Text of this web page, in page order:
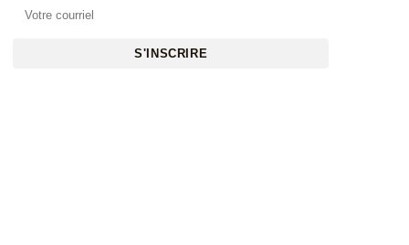
S'INSCRIRE